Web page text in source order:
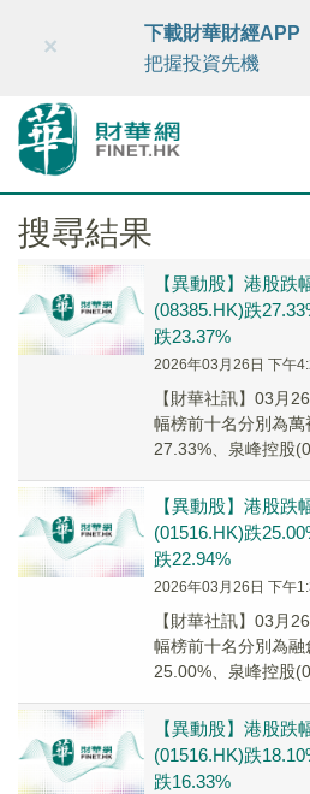
財華智庫網 FINTV
×
下載財華財經APP
把握投資先機
搜尋結果
【異動股】港股跌
(08385.HK)跌
跌23.37%
2026年03月26日 下午
【財華社訊】03月
幅榜前十名分別為
27.33%、泉峰控股
【異動股】港股跌
(01516.HK)跌
跌22.94%
2026年03月26日 下午
【財華社訊】03月
幅榜前十名分別為
25.00%、泉峰控股
【異動股】港股跌
(01516.HK)跌
跌16.33%